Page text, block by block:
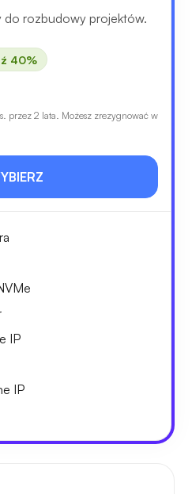
do rozbudowy projektów.
40%
przez 2 lata. Możesz zrezygnować w
IP
IP